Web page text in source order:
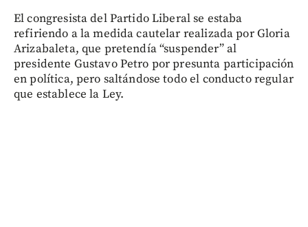
El congresista del Partido Liberal se estaba
refiriendo a la medida cautelar realizada por Gloria
Arizabaleta, que pretendía “suspender” al
presidente Gustavo Petro por presunta participación
en política, pero saltándose todo el conducto regular
que establece la Ley.